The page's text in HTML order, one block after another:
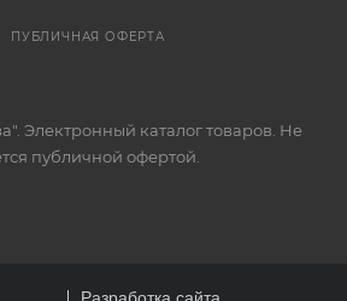
ПУБЛИЧНАЯ ОФЕРТА
Электронный каталог товаров. Не
публичной офертой.
Разработка сайта